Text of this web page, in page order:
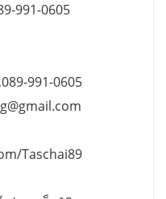
991-0605
991-0605
Taschai89